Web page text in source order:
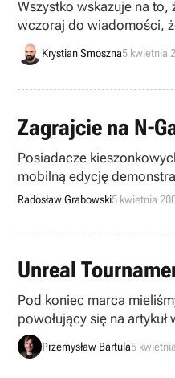
Wszystko wskazuje na
wczoraj do wiadomości,
Krystian Smoszna5 kwietnia
Zagrajcie na N-
Posiadacze
mobilną edycję
po raz pierwszy o dziele
Radosław Grabowski5 kwietnia
Unreal
Pod koniec marca
powołujący się na
Przemysław Bartula5